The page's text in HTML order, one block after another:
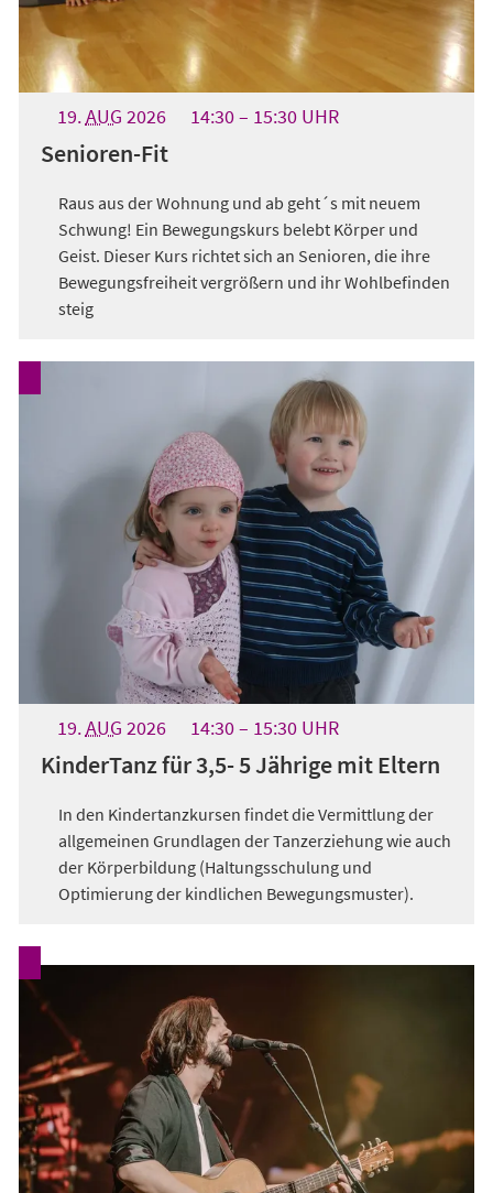
19.AUG 2026 14:30 15:30UHR
Senioren-Fit
Raus aus der Wohnung und ab geht´s mit neuem
Schwung! Ein Bewegungskurs belebt Körper und
Geist. Dieser Kurs richtet sich an Senioren, die ihre
Bewegungsfreiheit vergrößern und ihr Wohlbefinden
steig
19.AUG 2026 14:30 15:30UHR
KinderTanz für 3,5- 5 Jährige mit Eltern
In den Kindertanzkursen findet die Vermittlung der
allgemeinen Grundlagen der Tanzerziehung wie auch
der Körperbildung (Haltungsschulung und
Optimierung der kindlichen Bewegungsmuster).